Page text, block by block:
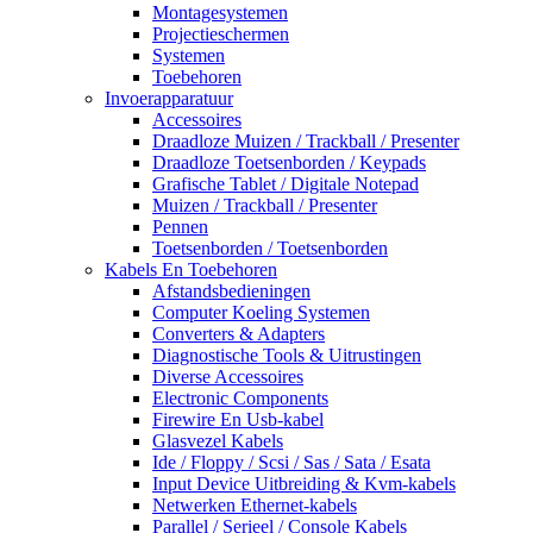
Montagesystemen
Projectieschermen
Systemen
Toebehoren
Invoerapparatuur
Accessoires
Draadloze Muizen / Trackball / Presenter
Draadloze Toetsenborden / Keypads
Grafische Tablet / Digitale Notepad
Muizen / Trackball / Presenter
Pennen
Toetsenborden / Toetsenborden
Kabels En Toebehoren
Afstandsbedieningen
Computer Koeling Systemen
Converters & Adapters
Diagnostische Tools & Uitrustingen
Diverse Accessoires
Electronic Components
Firewire En Usb-kabel
Glasvezel Kabels
Ide / Floppy / Scsi / Sas / Sata / Esata
Input Device Uitbreiding & Kvm-kabels
Netwerken Ethernet-kabels
Parallel / Serieel / Console Kabels